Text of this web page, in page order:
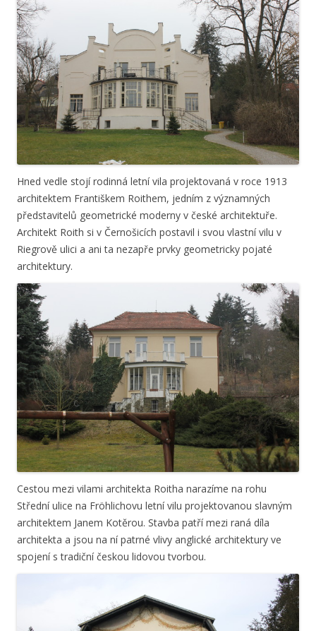
Hned vedle stojí rodinná letní vila projektovaná v roce 1913
architektem Františkem Roithem, jedním z významných
představitelů geometrické moderny v české architektuře.
Architekt Roith si v Černošicích postavil i svou vlastní vilu v
Riegrově ulici a ani ta nezapře prvky geometricky pojaté
architektury.
Cestou mezi vilami architekta Roitha narazíme na rohu
Střední ulice na Fröhlichovu letní vilu projektovanou slavným
architektem Janem Kotěrou. Stavba patří mezi raná díla
architekta a jsou na ní patrné vlivy anglické architektury ve
spojení s tradiční českou lidovou tvorbou.